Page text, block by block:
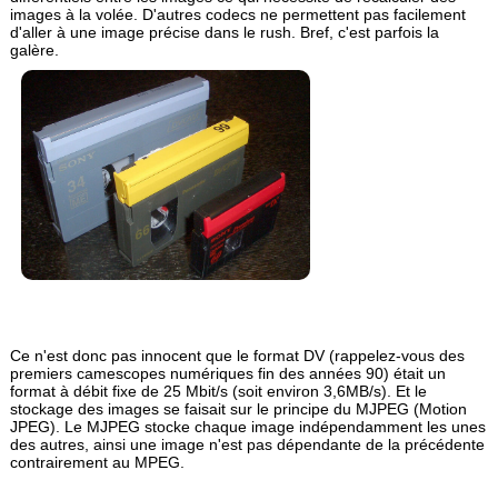
images à la volée. D'autres codecs ne permettent pas facilement
d'aller à une image précise dans le rush. Bref, c'est parfois la
galère.
Ce n'est donc pas innocent que le format DV (rappelez-vous des
premiers camescopes numériques fin des années 90) était un
format à débit fixe de 25 Mbit/s (soit environ 3,6MB/s). Et le
stockage des images se faisait sur le principe du MJPEG (Motion
JPEG). Le MJPEG stocke chaque image indépendamment les unes
des autres, ainsi une image n'est pas dépendante de la précédente
contrairement au MPEG.